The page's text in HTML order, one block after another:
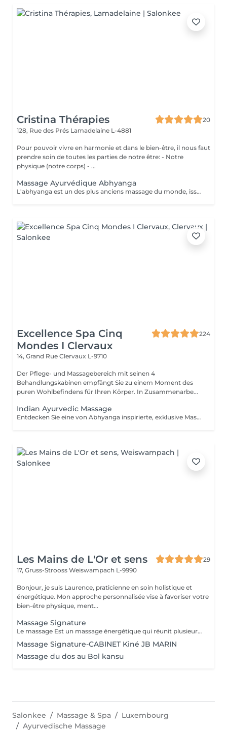
Cristina Thérapies
20
128, Rue des Prés Lamadelaine L-4881
Pour pouvoir vivre en harmonie et dans le bien-être, il nous faut
prendre soin de toutes les parties de notre être: - Notre
physique (notre corps) - ...
Massage Ayurvédique Abhyanga
L'abhyanga est un des plus anciens massage du monde, issus d'une sagesse indienne de plus de 5000 ans et de sa médecine, l'Ayurveda. Douceur, pressions ciblées et étirements vous invitent au lâcher prise totale. Le massage abhyanga signifie littéralement, massage à l'huile de tout le corps (y compris le cuir chevelu et le visage). C'est nourrissant, cela apaise vos doshas, donne de l'énergie, de l'endurance, du plaisir et du sommeil. La malaxation de la peau augmente sa longévité et nourrit toutes les parties du corps. Augmente la circulation en particulier nerveuse. Le patient est recouvert d'un drap qui sert à découvrir au fur et à mesure les parties à masser. Chaque massage est individualisé selon la prédominance des "doshas" et des déséquilibres du client. Après un massage ayurvédique, on ressent généralement une profonde sensation de détente et de légèreté, accompagnée d'un bien-être global tant physique que mental, grâce à la libération des tensions musculaires, la stimulation de la circulation et l'harmonisation des énergies. Le massage ayurvédique se pratique avec de l'huile, sauf exceptions liées à vos besoins spécifiques, il n'est donc pas nécessaire de porter une tenue particulière. Cependant, il faut prévoir simplement des sous-vêtements confortables et que vous ne craignez pas de tacher avec de l'huile. Prestation proposée uniquement aux dames. Réservation par téléphone au 00352 691 730 824. Paiement sur place en espèces.
Excellence Spa Cinq
Mondes I Clervaux
224
14, Grand Rue Clervaux L-9710
Der Pflege- und Massagebereich mit seinen 4
Behandlungskabinen empfängt Sie zu einem Moment des
puren Wohlbefindens für Ihren Körper. In Zusammenarbe...
Indian Ayurvedic Massage
Entdecken Sie eine von Abhyanga inspirierte, exklusive Massage, veredelt mit kostbaren Ölen aus Sesam, Moringa und Chaulmoogra. Der harmonische Wechsel aus langsamen und dynamischen, zugleich belebenden und umhüllenden Bewegungen, verbunden mit sanften Dehnungen, löst Spannungen, aktiviert die Lebensenergie und hinterlässt ein Gefühl von Leichtigkeit, Vitalität und vollkommener Balance. Die Dauer der Behandlung (60min) umfasst die Installation und die integrierte Entspannungsphase (10 Min.).
Les Mains de L'Or et sens
29
17, Gruss-Strooss Weiswampach L-9990
Bonjour, je suis Laurence, praticienne en soin holistique et
énergétique. Mon approche personnalisée vise à favoriser votre
bien-être physique, ment...
Massage Signature
Le massage Est un massage énergétique qui réunit plusieurs techniques de massages du monde (Tuina, Lomi-lomi, Californien, Suédois et Ayurvédique), l'aromathérapie et l'énergie du magnétisme qui réveille les processus naturels d'autoguérison du corps en déchargeant les mémoires émotionnelles encombrantes et les toxines. Véritable invitation à la reconnexion à soi, c'est une psychothérapie pour le corps qui permet de laisser s'opérer tout un développement réparateur et initiateur, ouvrant la mémoire du corps, qui nettoie peu à peu les anciens traumas et laisse l'énergie de vie circuler librement permettant un véritable bien-être et apportant un lâcher prise physique et mental de manière impressionnante. Ce massage profondément relaxant peut aider à soulager le stress, l'anxiété, les tensions musculaires, les douleurs chroniques et à améliorer la circulation sanguine et lymphatique. Il est également utile pour stimuler le système immunitaire et renforcer le corps. Il peut également être bénéfique pour les personnes souffrant de problèmes de sommeil et de troubles digestifs. Ce massage est pratiqué sur l'ensemble du corps avec un mélange d'huiles végétales et d'huiles essentielles Ne pas s'exposer au soleil ou aux UV pendant au moins 6h après ce massage. La durée de la prestations inclus le temps d'installation
Massage Signature-CABINET Kiné JB MARIN
Massage du dos au Bol kansu
Salonkee Massage & Spa
Luxembourg
Ayurvedische Massage